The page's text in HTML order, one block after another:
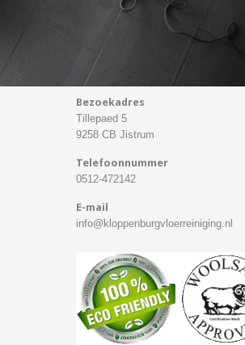
Bezoekadres
Tillepaed 5
9258 CB Jistrum
Telefoonnummer
0512-472142
E-mail
info@kloppenburgvloerreiniging.nl